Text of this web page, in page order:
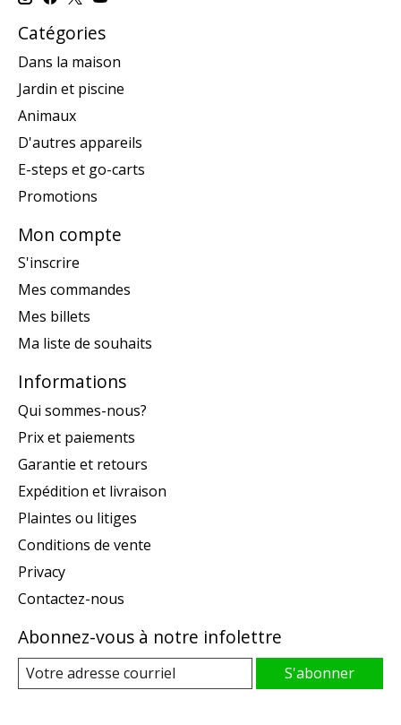
Catégories
Dans la maison
Jardin et piscine
Animaux
D'autres appareils
E-steps et go-carts
Promotions
Mon compte
S'inscrire
Mes commandes
Mes billets
Ma liste de souhaits
Informations
Qui sommes-nous?
Prix et paiements
Garantie et retours
Expédition et livraison
Plaintes ou litiges
Conditions de vente
Privacy
Contactez-nous
Abonnez-vous à notre infolettre
S'abonner